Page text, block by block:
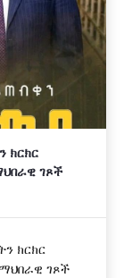
ክርክር
ገጾች
ክርክር
ገጾች